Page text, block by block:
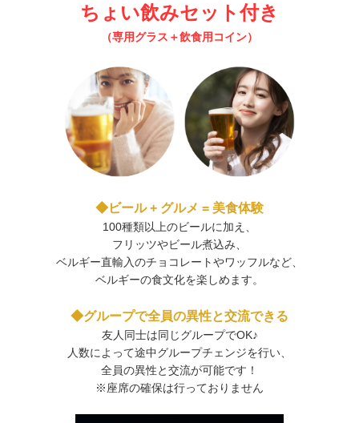
ちょい飲みセット付き
（専用グラス＋飲食用コイン）
◆ビール + グルメ = 美食体験
100種類以上のビールに加え、
フリッツやビール煮込み、
ベルギー直輸入のチョコレートやワッフルなど、
ベルギーの食文化を楽しめます。
◆グループで全員の異性と交流できる
友人同士は同じグループでOK♪
人数によって途中グループチェンジを行い、
全員の異性と交流が可能です！
※座席の確保は行っておりません